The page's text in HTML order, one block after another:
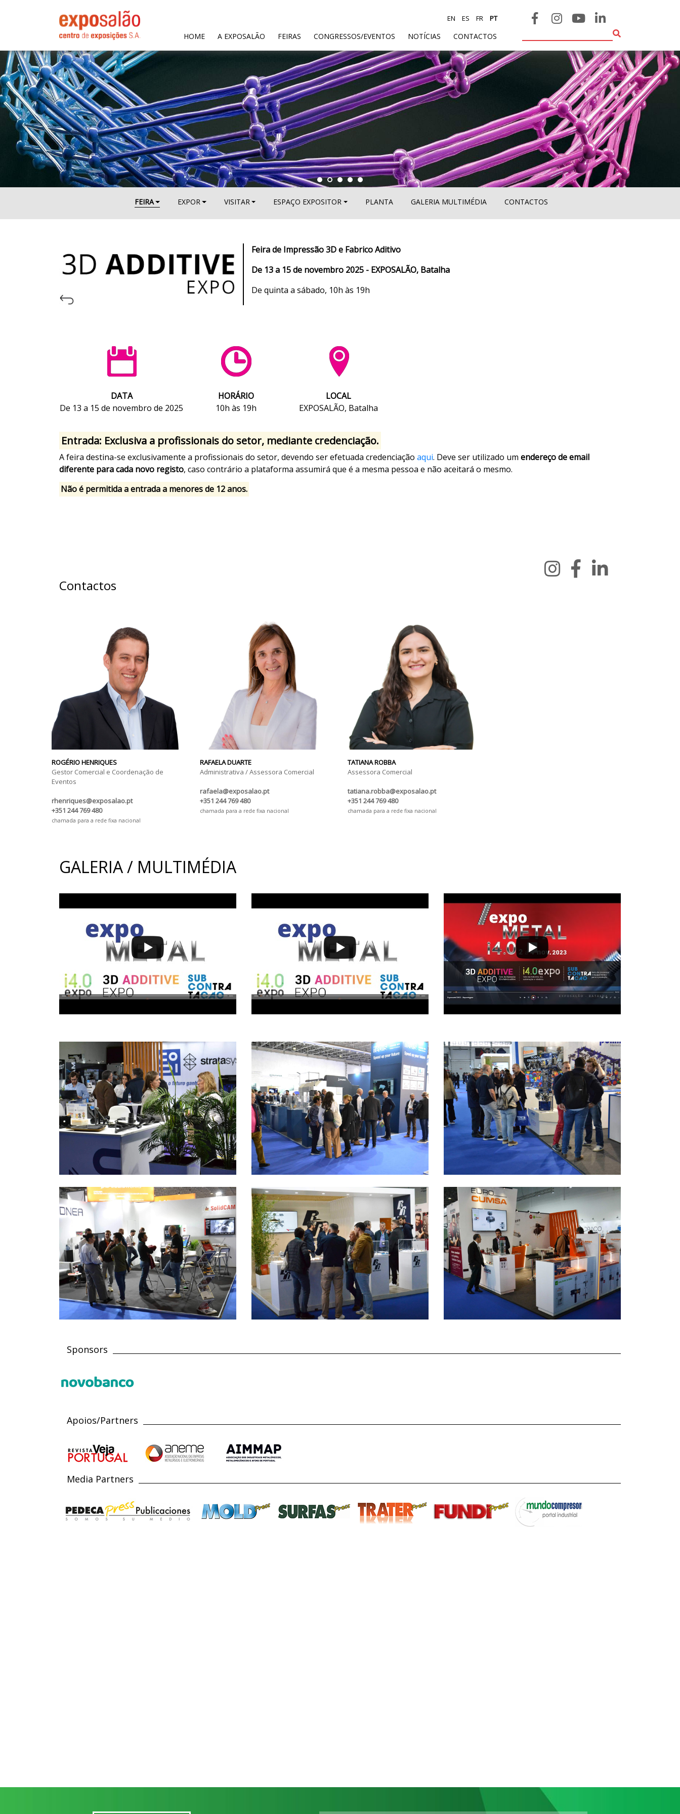
HOME(CURRENT)
A EXPOSALÃO FEIRAS CONGRESSOS/EVENTOS NOTÍCIAS CONTACTOS
EN ES FR PT
FEIRA EXPOR VISITAR ESPAÇO EXPOSITOR PLANTA GALERIA MULTIMÉDIA CONTACTOS
Feira de Impressão 3D e Fabrico Aditivo
De 13 a 15 de novembro 2025 - EXPOSALÃO, Batalha
De quinta a sábado, 10h às 19h
DATA
De 13 a 15 de novembro de 2025
HORÁRIO
10h às 19h
LOCAL
EXPOSALÃO, Batalha
Entrada: Exclusiva a profissionais do setor, mediante credenciação.
A feira destina-se exclusivamente a profissionais do setor, devendo ser efetuada credenciação aqui. Deve ser utilizado um endereço de email
diferente para cada novo registo, caso contrário a plataforma assumirá que é a mesma pessoa e não aceitará o mesmo.
Não é permitida a entrada a menores de 12 anos.
Contactos
ROGÉRIO HENRIQUES
Gestor Comercial e Coordenação de
Eventos
rhenriques@exposalao.pt
+351 244 769 480
chamada para a rede fixa nacional
RAFAELA DUARTE
Administrativa / Assessora Comercial
rafaela@exposalao.pt
+351 244 769 480
chamada para a rede fixa nacional
TATIANA ROBBA
Assessora Comercial
tatiana.robba@exposalao.pt
+351 244 769 480
chamada para a rede fixa nacional
GALERIA / MULTIMÉDIA
Sponsors
Apoios/Partners
Media Partners